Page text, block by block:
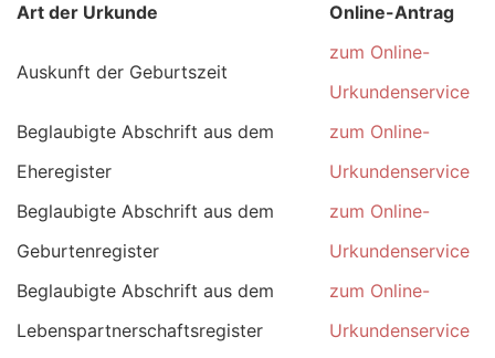
Art der Urkunde Online-Antrag
Auskunft der Geburtszeit
zum Online-
Urkundenservice
Beglaubigte Abschrift aus dem
Eheregister
zum Online-
Urkundenservice
Beglaubigte Abschrift aus dem
Geburtenregister
zum Online-
Urkundenservice
Beglaubigte Abschrift aus dem
Lebenspartnerschaftsregister
zum Online-
Urkundenservice